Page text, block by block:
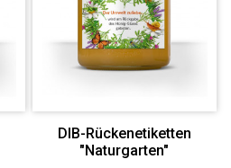
DIB-Rückenetiketten
"Naturgarten"